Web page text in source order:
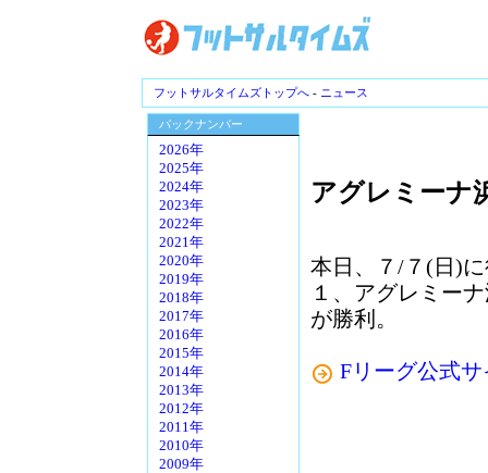
フットサルタイムズトップへ - ニュース
バックナンバー
2026年
2025年
2024年
2023年
2022年
2021年
2020年
2019年
2018年
2017年
2016年
2015年
2014年
2013年
2012年
2011年
2010年
2009年
アグレミーナ
本日、７/７(日)
１、アグレミー
が勝利。
Fリーグ公式サ